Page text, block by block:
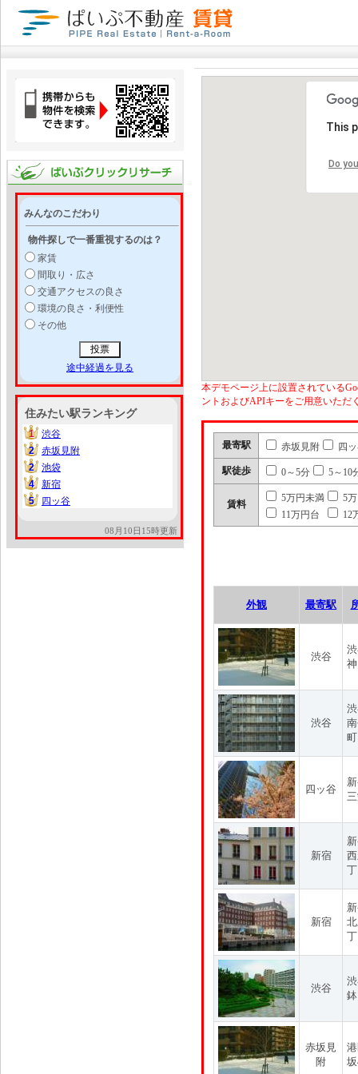
みんなのこだわり
物件探しで一番重視するのは？
家賃
間取り・広さ
交通アクセスの良さ
環境の良さ・利便性
その他
途中経過を見る
住みたい駅ランキング
1
1
渋谷
2
2
赤坂見附
2
2
池袋
4
4
新宿
5
5 四ッ谷
08月10日15時更新
This
Do
本デモページ上に設置されている
ントおよびAPIキーをご用意いただ
最寄駅 赤坂見附 四
駅徒歩 0～5分 5～10
賃料
5万円未満
5
11万円台
12
外観 最寄駅
渋谷
渋谷
四ッ谷
新宿
新宿
渋谷
赤坂見
附